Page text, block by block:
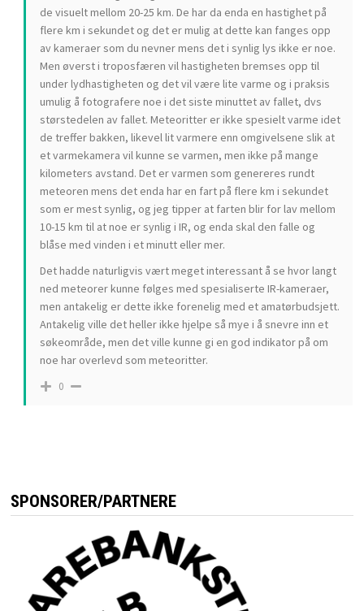
de visuelt mellom 20-25 km. De har da enda en hastighet på
flere km i sekundet og det er mulig at dette kan fanges opp
av kameraer som du nevner mens det i synlig lys ikke er noe.
Men øverst i troposfæren vil hastigheten bremses opp til
under lydhastigheten og det vil være lite varme og i praksis
umulig å fotografere noe i det siste minuttet av fallet, dvs
størstedelen av fallet. Meteoritter er ikke spesielt varme idet
de treffer bakken, likevel lit varmere enn omgivelsene slik at
et varmekamera vil kunne se varmen, men ikke på mange
kilometers avstand. Det er varmen som genereres rundt
meteoren mens det enda har en fart på flere km i sekundet
som er mest synlig, og jeg tipper at farten blir for lav mellom
10-15 km til at noe er synlig i IR, og enda skal den falle og
blåse med vinden i et minutt eller mer.
Det hadde naturligvis vært meget interessant å se hvor langt
ned meteorer kunne følges med spesialiserte IR-kameraer,
men antakelig er dette ikke forenelig med et amatørbudsjett.
Antakelig ville det heller ikke hjelpe så mye i å snevre inn et
søkeområde, men det ville kunne gi en god indikator på om
noe har overlevd som meteoritter.
0
SPONSORER/PARTNERE